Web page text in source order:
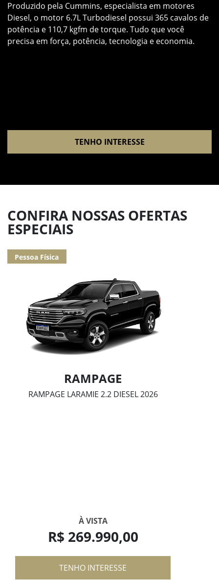
Produzido pela Cummins, especialista em motores
Diesel, o motor 6.7L Turbodiesel possui 365 cavalos de
potência e 110,7 kgfm de torque. Tudo que você
precisa em força, potência, tecnologia e economia.
TENHO INTERESSE
CONFIRA NOSSAS OFERTAS
ESPECIAIS
RAMPAGE
RAMPAGE LARAMIE 2.2 DIESEL 2026
À VISTA
R$ 269.990,00
TENHO INTERESSE
Pessoa Física